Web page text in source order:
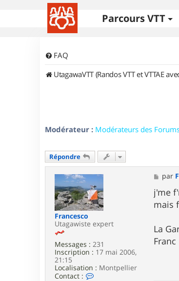
Parcours VTT
FAQ
UtagawaVTT (Randos VTT et VTTAE
Modérateur : Modérateurs des
Répondre
Francesco
Utagawiste expert
Messages : 231
Inscription : 17 mai 2006,
21:15
Localisation : Montpellier
Contact :
M
e
s
s
a
par
j'me
mais
La
Franc